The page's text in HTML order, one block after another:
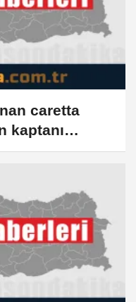
caretta
kaptanı